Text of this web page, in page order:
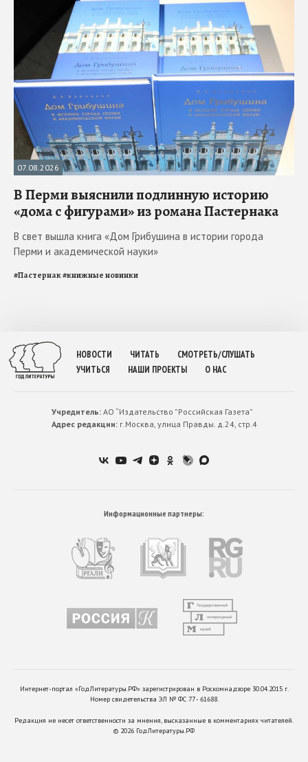
07.08.2026
В Перми выяснили подлинную историю
«дома с фигурами» из романа Пастернака
В свет вышла книга «Дом Грибушина в истории города
Перми и академической науки»
#Пастернак#книжные новинки
НОВОСТИ ЧИТАТЬ
СМОТРЕТЬ/СЛУШАТЬ
УЧИТЬСЯ
НАШИ ПРОЕКТЫ О НАС
Учредитель:АО “Издательство ”Российская Газета”
Адрес редакции:г.Москва, улица Правды. д.24, стр.4
Информационные партнеры:
Интернет-портал «ГодЛитературы.РФ» зарегистрирован в Роскомнадзоре 30.04.2015 г.
Номер свидетельства ЭЛ № ФС 77 - 61688.
Редакция не несет ответственности за мнения, высказанные в комментариях читателей.
© 2026 ГодЛитературы.РФ